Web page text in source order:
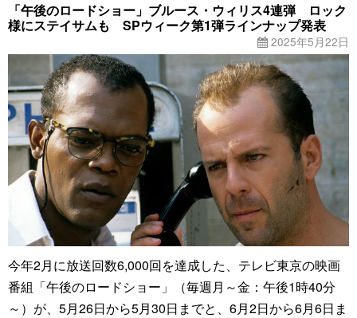
「午後のロードショー」ブルース・ウィリス4連弾 ロック
様にステイサムも SPウィーク第1弾ラインナップ発表
2025年5月22日
今年2月に放送回数6,000回を達成した、テレビ東京の映画
番組「午後のロードショー」（毎週月～金：午後1時40分
～）が、5月26日から5月30日までと、6月2日から6月6日ま